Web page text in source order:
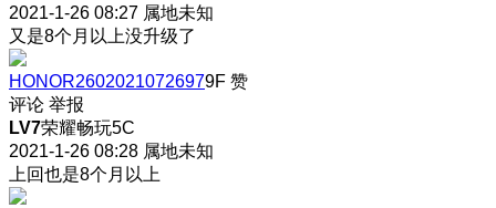
2021-1-26 08:27 属地未知
又是8个月以上没升级了
HONOR26020210726979F 赞
评论 举报
LV7荣耀畅玩5C
2021-1-26 08:28 属地未知
上回也是8个月以上